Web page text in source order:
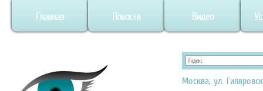
Главная Новости Видео
Москва, ул.